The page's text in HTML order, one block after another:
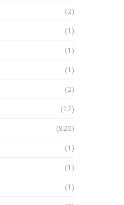
(2)
(1)
(1)
(1)
(2)
(12)
(820)
(1)
(1)
(1)